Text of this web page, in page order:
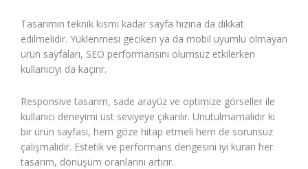
Tasarımın teknik kısmı kadar sayfa hızına da dikkat
edilmelidir. Yüklenmesi geciken ya da mobil uyumlu olmayan
ürün sayfaları, SEO performansını olumsuz etkilerken
kullanıcıyı da kaçırır.
Responsive tasarım, sade arayüz ve optimize görseller ile
kullanıcı deneyimi üst seviyeye çıkarılır. Unutulmamalıdır ki
bir ürün sayfası, hem göze hitap etmeli hem de sorunsuz
çalışmalıdır. Estetik ve performans dengesini iyi kuran her
tasarım, dönüşüm oranlarını artırır.